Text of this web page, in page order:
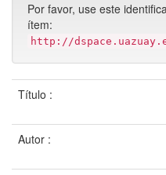
Por favor, use este
ítem:
http://
Título :
Autor :